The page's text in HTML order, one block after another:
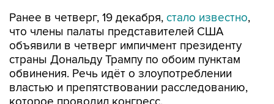
Ранее в четверг, 19 декабря, стало известно,
что члены палаты представителей США
объявили в четверг импичмент президенту
страны Дональду Трампу по обоим пунктам
обвинения. Речь идёт о злоупотреблении
властью и препятствовании расследованию,